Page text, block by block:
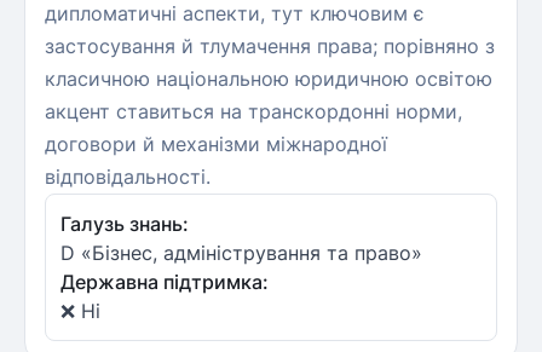
дипломатичні аспекти, тут ключовим є
застосування й тлумачення права; порівняно з
класичною національною юридичною освітою
акцент ставиться на транскордонні норми,
договори й механізми міжнародної
відповідальності.
Галузь знань:
D «Бізнес, адміністрування та право»
Державна підтримка:
❌ Ні